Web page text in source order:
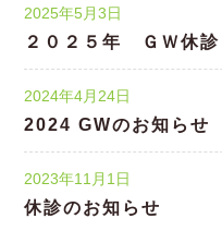
2025年5月3日
２０２５年 ＧＷ休診
2024年4月24日
2024 GWのお知らせ
2023年11月1日
休診のお知らせ